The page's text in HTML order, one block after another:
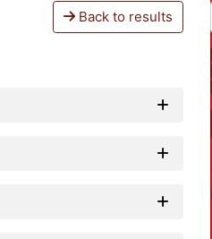
Back to results